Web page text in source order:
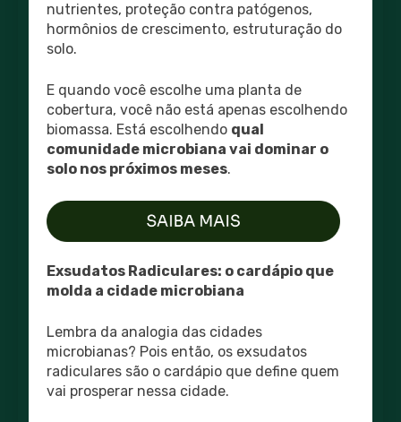
nutrientes, proteção contra patógenos,
hormônios de crescimento, estruturação do
solo.
E quando você escolhe uma planta de
cobertura, você não está apenas escolhendo
biomassa. Está escolhendo qual
comunidade microbiana vai dominar o
solo nos próximos meses.
Exsudatos Radiculares: o cardápio que
molda a cidade microbiana
Lembra da analogia das cidades
microbianas? Pois então, os exsudatos
radiculares são o cardápio que define quem
vai prosperar nessa cidade.